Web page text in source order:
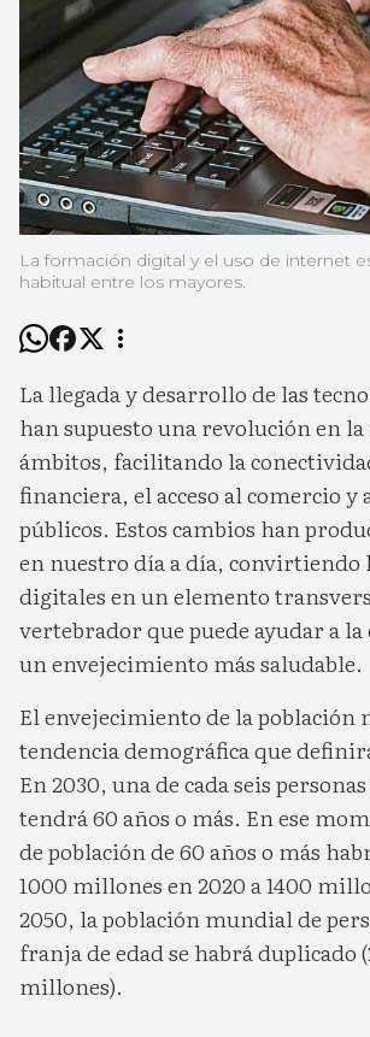
La formación digital y el uso de internet
habitual entre los mayores.
La llegada y desarrollo de las
han supuesto una revolución en
ámbitos, facilitando la
financiera, el acceso al comercio y
públicos. Estos cambios han
en nuestro día a día, convirtiendo
digitales en un elemento
vertebrador que puede ayudar a la
un envejecimiento más saludable.
El envejecimiento de la población
tendencia demográfica que
En 2030, una de cada seis
tendrá 60 años o más. En ese
de población de 60 años o más
1000 millones en 2020 a 1400
2050, la población mundial de
franja de edad se habrá duplicado
millones).